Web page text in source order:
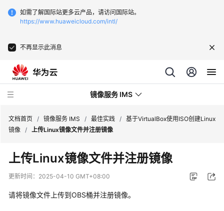
如需了解国际站更多云产品，请访问国际站。
https://www.huaweicloud.com/intl/
不再显示此消息
镜像服务 IMS
最
新
动
文档首页 / 镜像服务 IMS / 最佳实践 / 基于VirtualBox使用ISO创建Linux
镜像 / 上传Linux镜像文件并注册镜像
上传Linux镜像文件并注册镜像
更新时间： 2025-04-10 GMT+08:00
请将镜像文件上传到OBS桶并注册镜像。